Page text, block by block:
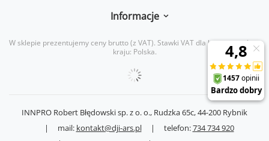
Informacje
W sklepie prezentujemy ceny brutto (z VAT). Stawki VAT dla konsumentów z
kraju: Polska.
INNPRO Robert Błędowski sp. z o. o., Rudzka 65c,44-200 Rybnik
|
mail: kontakt@dji-ars.pl | telefon:734 734 920